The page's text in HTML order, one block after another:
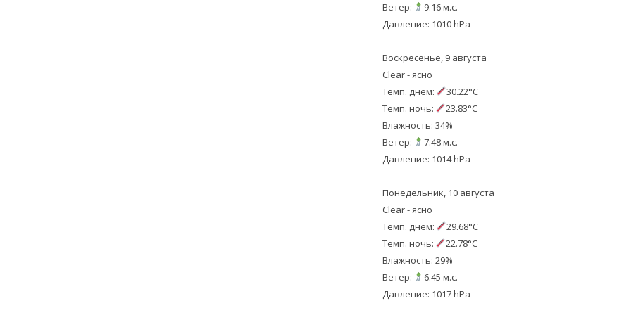
Ветер:
9.16 м.с.
Давление: 1010 hPa
Воскресенье, 9 августа
Clear - ясно
Темп. днём:
30.22°C
Темп. ночь:
23.83°C
Влажность: 34%
Ветер:
7.48 м.с.
Давление: 1014 hPa
Понедельник, 10 августа
Clear - ясно
Темп. днём:
29.68°C
Темп. ночь:
22.78°C
Влажность: 29%
Ветер:
6.45 м.с.
Давление: 1017 hPa